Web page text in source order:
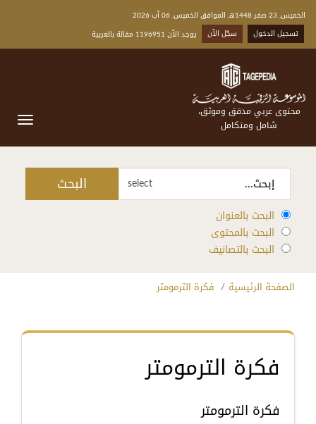
الخميس, 23 صفر 1448هـ الموافق الخميس, 06 آب 2026
تسجيل الدخول
سجّل الآن يوجد الآن 1196951 مقالة بالعربية
محتوى عربي مدقق وموثق،
شامل ومتكامل
select البحث
البحث بالعنوان
البحث بالمحتوى
البحث بالتصانيف
الصفحة الرئيسية فكرة الترمومتر
فكرة الترمومتر
فكرة الترمومتر